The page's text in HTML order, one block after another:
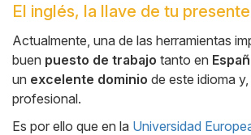
Cuerpo
El inglés, la llave de tu
Actualmente, una de las herramientas
buen puesto de trabajo tanto en
un excelente dominio de este idioma
profesional.
Es por ello que en la Universidad